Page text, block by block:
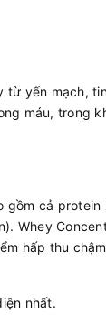
yến mạch,
máu, trong
cả protein
Whey
hấp thu
nhất.